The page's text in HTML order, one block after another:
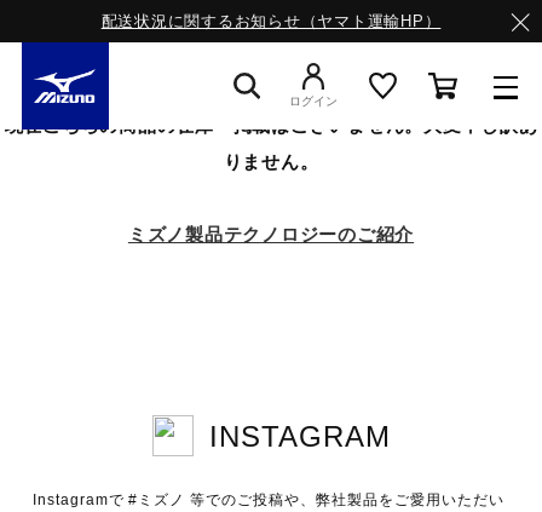
配送状況に関するお知らせ（ヤマト運輸HP）
サッカー／フットサル
ログイン
現在こちらの商品の在庫・掲載はございません。大変申し訳あ
りません。
ミズノ製品テクノロジーのご紹介
INSTAGRAM
Instagramで #ミズノ 等でのご投稿や、弊社製品をご愛用いただい